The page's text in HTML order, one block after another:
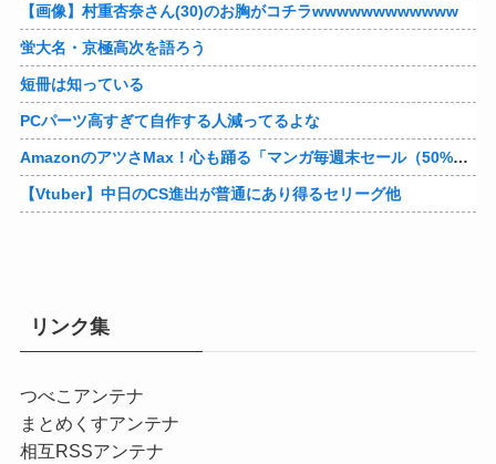
【画像】村重杏奈さん(30)のお胸がコチラwwwwwwwwwwww
蛍大名・京極高次を語ろう
短冊は知っている
PCパーツ高すぎて自作する人減ってるよな
AmazonのアツさMax！心も踊る「マンガ毎週末セール（50%還元）」2日目襲来！他
【Vtuber】中日のCS進出が普通にあり得るセリーグ他
リンク集
つべこアンテナ
まとめくすアンテナ
相互RSSアンテナ